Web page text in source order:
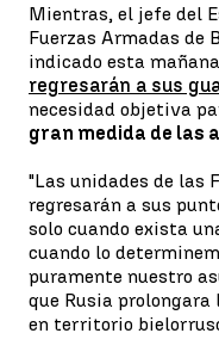
Mientras, el jefe del
Fuerzas Armadas de
indicado esta
regresarán a sus
necesidad objetiva
gran medida de las
"Las unidades de las
regresarán a sus
solo cuando exista
cuando lo
puramente nuestro
que Rusia prolongara
en territorio